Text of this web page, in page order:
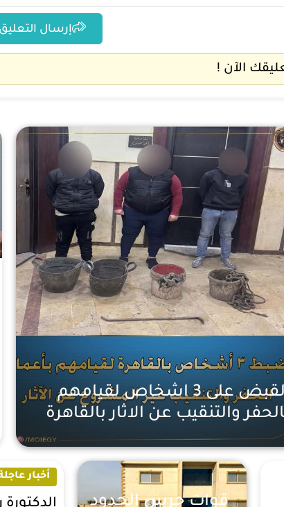
إرسال
الآن !
عاجلة
القبض على 3 اشخاص لقيامهم
والتنقيب عن الاثار بالقاهرة
قوات حرس الحدود
أخبار